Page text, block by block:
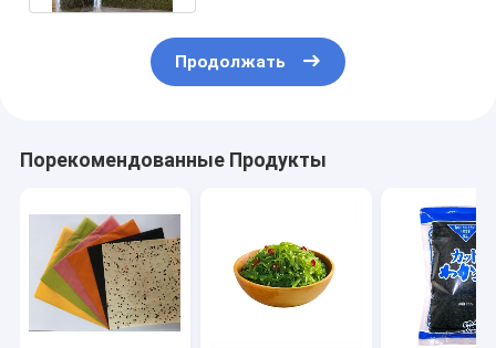
Продолжать
Порекомендованные Продукты